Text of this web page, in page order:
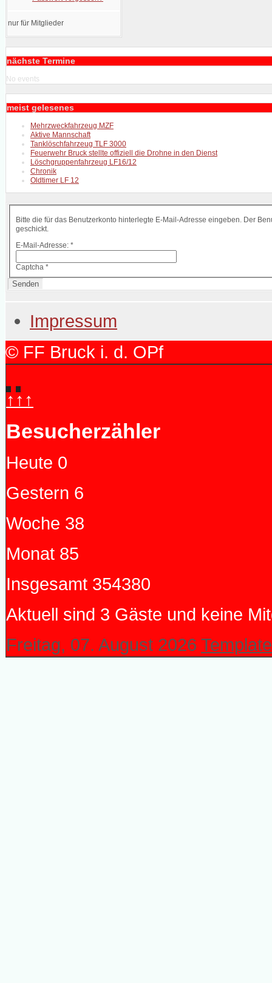
nur für Mitglieder
nächste Termine
No events
meist gelesenes
Mehrzweckfahrzeug MZF
Aktive Mannschaft
Tanklöschfahrzeug TLF 3000
Feuerwehr Bruck stellte offiziell die Drohne in den Dienst
Löschgruppenfahrzeug LF16/12
Chronik
Oldtimer LF 12
Bitte die für das Benutzerkonto hinterlegte E-Mail-Adresse eingeben. Der
geschickt.
E-Mail-Adresse: *
Captcha *
Senden
Impressum
© FF Bruck i. d. OPf
↑↑↑
Besucherzähler
Heute 0
Gestern 6
Woche 38
Monat 85
Insgesamt 354380
Aktuell sind 3 Gäste und keine
Freitag, 07. August 2026